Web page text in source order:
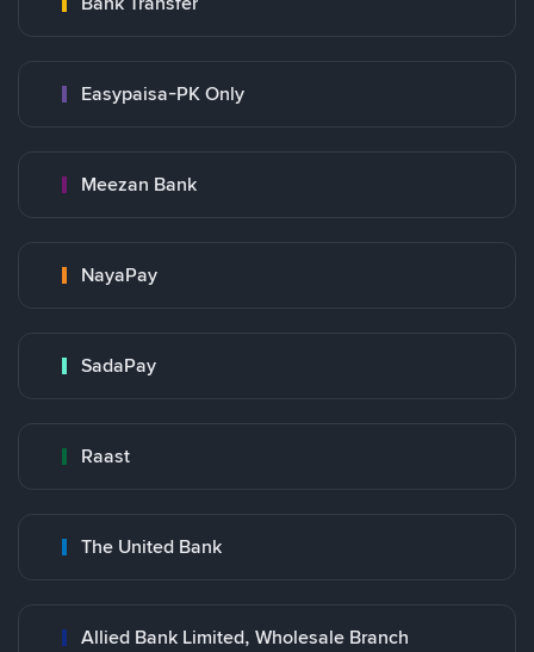
Easypaisa-PK Only
Meezan Bank
NayaPay
SadaPay
Raast
The United Bank
Allied Bank Limited, Wholesale Branch